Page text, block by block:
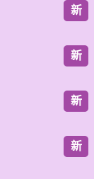
新
新
新
新